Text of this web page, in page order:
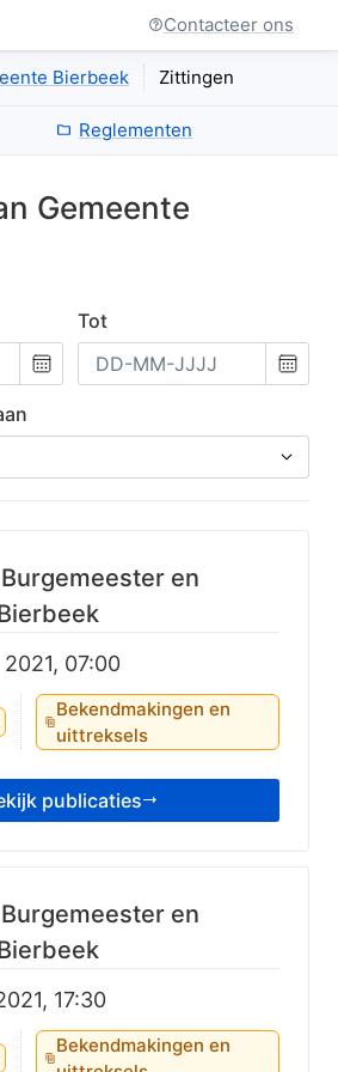
Contacteer ons
Bierbeek Zittingen
Reglementen
Gemeente
Kies
een
datum
Tot
Kies
een
datum
en
07:00
Bekendmakingen en
uittreksels
publicaties
en
17:30
Bekendmakingen en